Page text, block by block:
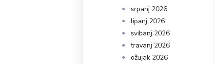
srpanj 2026
lipanj 2026
svibanj 2026
travanj 2026
ožujak 2026